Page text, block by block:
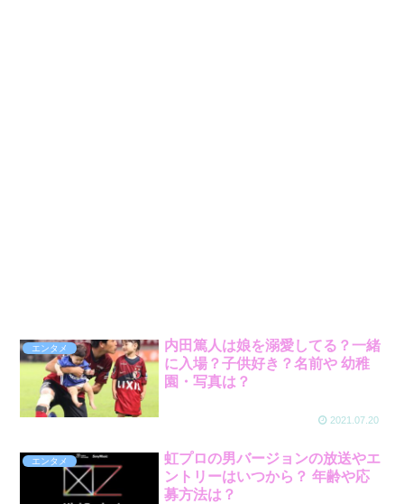
エンタメ
内田篤人は娘を溺愛してる？一緒
に入場？子供好き？名前や 幼稚
園・写真は？
2021.07.20
エンタメ
虹プロの男バージョンの放送やエ
ントリーはいつから？ 年齢や応
募方法は？